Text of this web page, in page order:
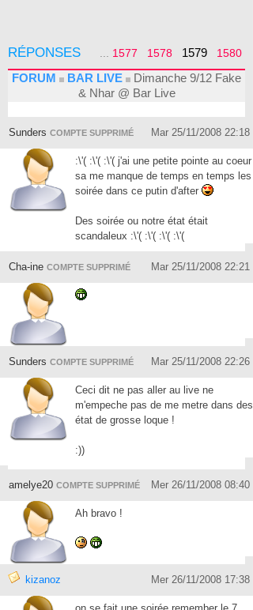
RÉPONSES 1577 1578 1579 1580
FORUM BAR LIVE
Dimanche 9/12 Fake
& Nhar @ Bar Live
Sunders COMPTE SUPPRIMÉ Mar 25/11/2008 22:18
:\'( :\'( :\'( j'ai une petite pointe au coeur
sa me manque de temps en temps les
soirée dans ce putin d'after
Des soirée ou notre état était
scandaleux :\'( :\'( :\'( :\'(
Cha-ine COMPTE SUPPRIMÉ Mar 25/11/2008 22:21
Sunders COMPTE SUPPRIMÉ Mar 25/11/2008 22:26
Ceci dit ne pas aller au live ne
m'empeche pas de me metre dans des
état de grosse loque !
:))
amelye20 COMPTE SUPPRIMÉ Mer 26/11/2008 08:40
Ah bravo !
kizanoz Mer 26/11/2008 17:38